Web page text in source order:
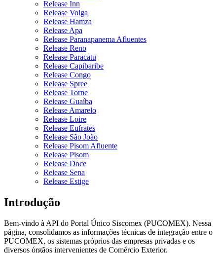
Release Inn
Release Volga
Release Hamza
Release Apa
Release Paranapanema Afluentes
Release Reno
Release Paracatu
Release Capibaribe
Release Congo
Release Spree
Release Torne
Release Guaíba
Release Amarelo
Release Loire
Release Eufrates
Release São João
Release Pisom Afluente
Release Pisom
Release Doce
Release Sena
Release Estige
Introdução
Bem-vindo à API do Portal Único Siscomex (PUCOMEX). Nessa
página, consolidamos as informações técnicas de integração entre o
PUCOMEX, os sistemas próprios das empresas privadas e os
diversos órgãos intervenientes de Comércio Exterior.